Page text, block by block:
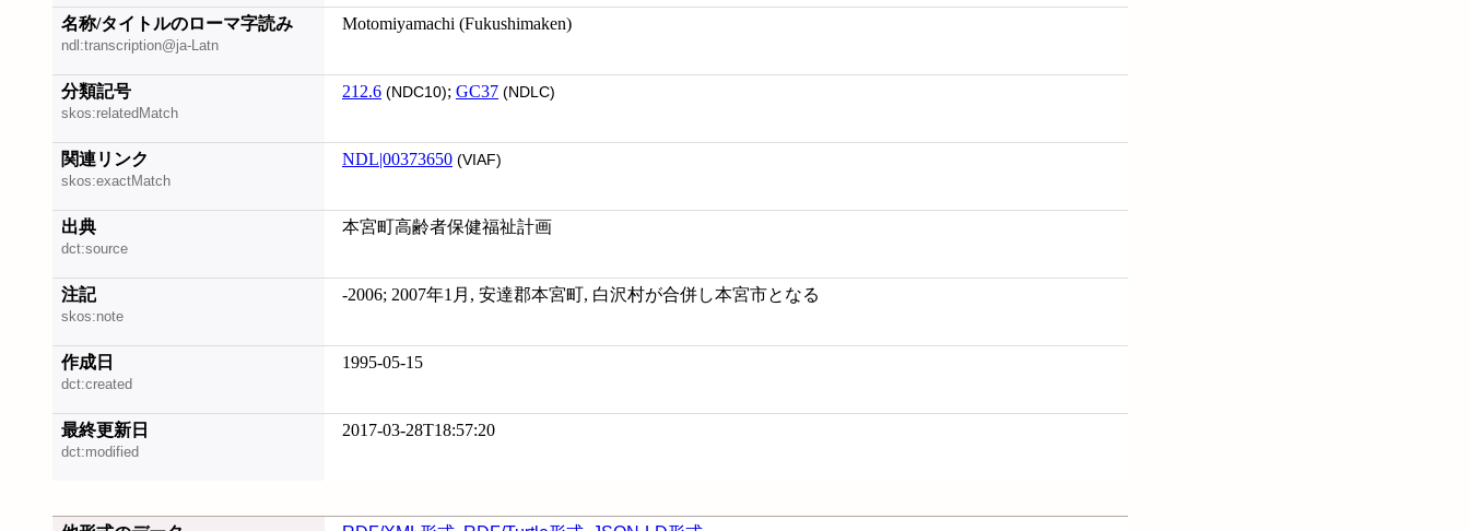
名称/タイトルのローマ字読み
ndl:transcription@ja-Latn
Motomiyamachi (Fukushimaken)
分類記号
skos:relatedMatch
212.6 (NDC10); GC37 (NDLC)
関連リンク
skos:exactMatch
NDL|00373650 (VIAF)
出典
dct:source
本宮町高齢者保健福祉計画
注記
skos:note
-2006; 2007年1月, 安達郡本宮町, 白沢村が合併し本宮市となる
作成日
dct:created
1995-05-15
最終更新日
dct:modified
2017-03-28T18:57:20